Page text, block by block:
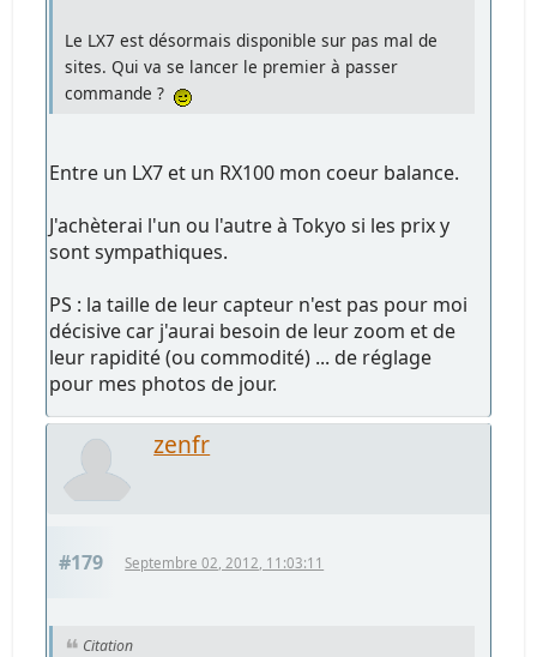
Le LX7 est désormais disponible sur pas mal de
sites. Qui va se lancer le premier à passer
commande ?
Entre un LX7 et un RX100 mon coeur balance.
J'achèterai l'un ou l'autre à Tokyo si les prix y
sont sympathiques.
PS : la taille de leur capteur n'est pas pour moi
décisive car j'aurai besoin de leur zoom et de
leur rapidité (ou commodité) ... de réglage
pour mes photos de jour.
zenfr
#179 Septembre 02, 2012, 11:03:11
Citation